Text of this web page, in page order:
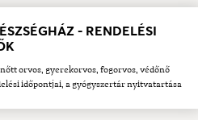
- RENDELÉSI
orvos, gyerekorvos, fogorvos, védőnő
időpontjai, a gyógyszertár nyitvatartása